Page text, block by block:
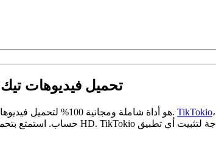
- تحميل فيديوهات
TikTokio هو أداة شاملة ومجانية 100% لتحميل فيديوهات تيك توك. احفظ فيديو تيك توك بدون علامة مائية. TikTokio، كونه أداة عالية الأداء، يقدم تجربة سلسة عبر المتصفح ولا يتطلب تثبيت برامج أو تسجيل